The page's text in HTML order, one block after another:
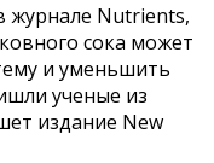
журнале Nutrients,
сока может
и уменьшить
ученые из
издание New